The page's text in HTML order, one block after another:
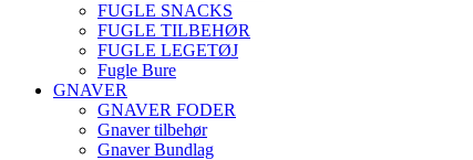
FUGLE SNACKS
FUGLE TILBEHØR
FUGLE LEGETØJ
Fugle Bure
GNAVER
GNAVER FODER
Gnaver tilbehør
Gnaver Bundlag